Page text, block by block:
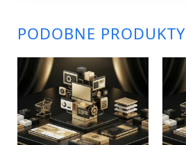
PODOBNE PRODUKTY